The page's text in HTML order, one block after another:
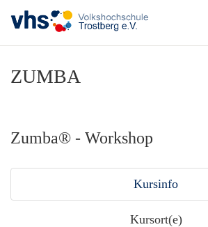
ZUMBA
Zumba® - Workshop
Kursinfo
Kursort(e)